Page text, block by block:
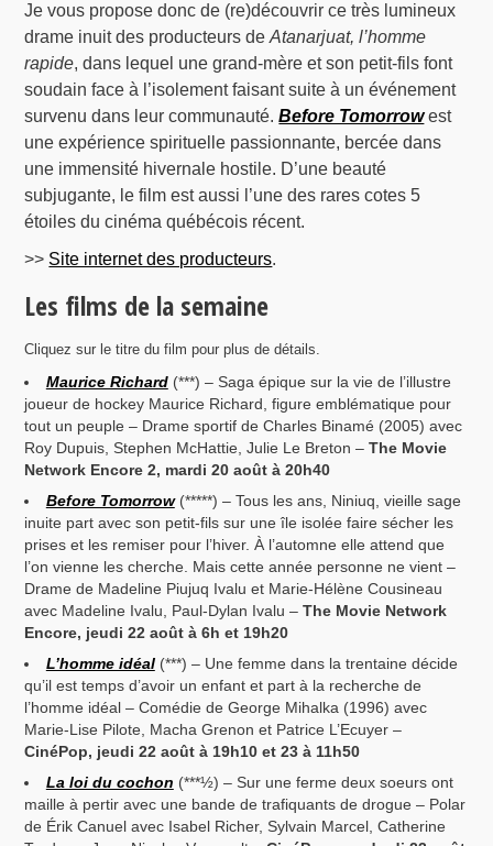
Je vous propose donc de (re)découvrir ce très lumineux
drame inuit des producteurs deAtanarjuat, l’homme
rapide, dans lequel une grand-mère et son petit-fils font
soudain face à l’isolement faisant suite à un événement
survenu dans leur communauté.Before Tomorrowest
une expérience spirituelle passionnante, bercée dans
une immensité hivernale hostile. D’une beauté
subjugante, le film est aussi l’une des rares cotes 5
étoiles du cinéma québécois récent.
>> Site internet des producteurs.
Les films de la semaine
Cliquez sur le titre du film pour plus de détails.
Maurice Richard(***) – Saga épique sur la vie de l’illustre
joueur de hockey Maurice Richard, figure emblématique pour
tout un peuple – Drame sportif de Charles Binamé (2005) avec
Roy Dupuis, Stephen McHattie, Julie Le Breton –The Movie
Network Encore 2, mardi 20 août à 20h40
Before Tomorrow(*****) – Tous les ans, Niniuq, vieille sage
inuite part avec son petit-fils sur une île isolée faire sécher les
prises et les remiser pour l’hiver. À l’automne elle attend que
l’on vienne les cherche. Mais cette année personne ne vient –
Drame de Madeline Piujuq Ivalu et Marie-Hélène Cousineau
avec Madeline Ivalu, Paul-Dylan Ivalu –The Movie Network
Encore, jeudi 22 août à 6h et 19h20
L’homme idéal(***) – Une femme dans la trentaine décide
qu’il est temps d’avoir un enfant et part à la recherche de
l’homme idéal – Comédie de George Mihalka (1996) avec
Marie-Lise Pilote, Macha Grenon et Patrice L’Ecuyer –
CinéPop, jeudi 22 août à 19h10 et 23 à 11h50
La loi du cochon (***½) – Sur une ferme deux soeurs ont
maille à pertir avec une bande de trafiquants de drogue – Polar
de Érik Canuel avec Isabel Richer, Sylvain Marcel, Catherine